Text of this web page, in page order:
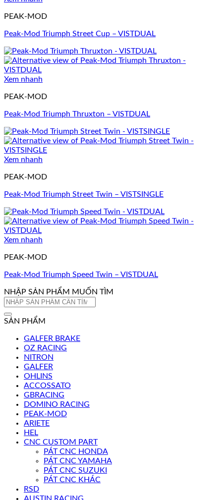
PEAK-MOD
Peak-Mod Triumph Street Cup – VISTDUAL
Xem nhanh
PEAK-MOD
Peak-Mod Triumph Thruxton – VISTDUAL
Xem nhanh
PEAK-MOD
Peak-Mod Triumph Street Twin – VISTSINGLE
Xem nhanh
PEAK-MOD
Peak-Mod Triumph Speed Twin – VISTDUAL
NHẬP SẢN PHẨM MUỐN TÌM
Tìm
SẢN PHẨM
GALFER BRAKE
OZ RACING
NITRON
GALFER
OHLINS
ACCOSSATO
GBRACING
DOMINO RACING
PEAK-MOD
ARIETE
HEL
CNC CUSTOM PART
PÁT CNC HONDA
PÁT CNC YAMAHA
PÁT CNC SUZUKI
PÁT CNC KHÁC
RSD